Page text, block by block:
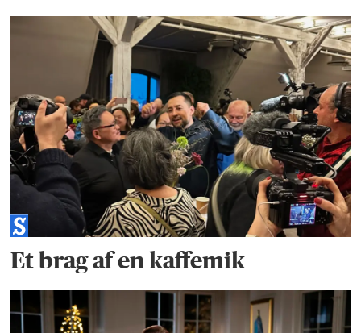
Et brag af en kaffemik